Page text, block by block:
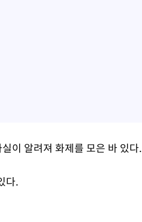
이 알려져 화제를 모은 바 있다.
다.